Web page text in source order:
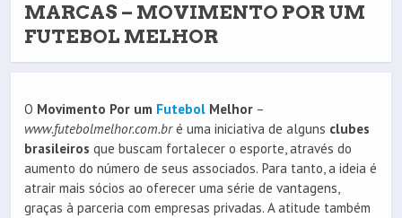
MARCAS – MOVIMENTO POR UM
FUTEBOL MELHOR
O Movimento Por um Futebol Melhor –
www.futebolmelhor.com.bré uma iniciativa de alguns clubes
brasileiros que buscam fortalecer o esporte, através do
aumento do número de seus associados. Para tanto, a ideia é
atrair mais sócios ao oferecer uma série de vantagens,
graças à parceria com empresas privadas. A atitude também